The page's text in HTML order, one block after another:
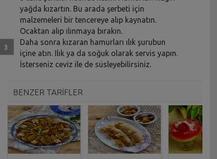
yağda kızartın. Bu arada şerbeti için
malzemeleri bir tencereye alıp kaynatın.
Ocaktan alıp ılınmaya bırakın.
Daha sonra kızaran hamurları ılık şurubun
içine atın. Ilık ya da soğuk olarak servis yapın.
İsterseniz ceviz ile de süsleyebilirsiniz.
BENZER TARİFLER